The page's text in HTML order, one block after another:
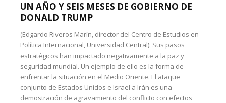
UN AÑO Y SEIS MESES DE GOBIERNO DE
DONALD TRUMP
(Edgardo Riveros Marín, director del Centro de Estudios en
Política Internacional, Universidad Central): Sus pasos
estratégicos han impactado negativamente a la paz y
seguridad mundial. Un ejemplo de ello es la forma de
enfrentar la situación en el Medio Oriente. El ataque
conjunto de Estados Unidos e Israel a Irán es una
demostración de agravamiento del conflicto con efectos